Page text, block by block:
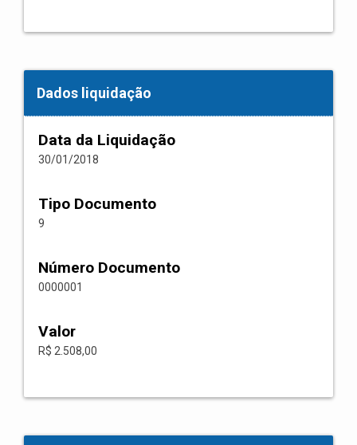
Dados liquidação
Data da Liquidação
30/01/2018
Tipo Documento
9
Número Documento
0000001
Valor
R$ 2.508,00